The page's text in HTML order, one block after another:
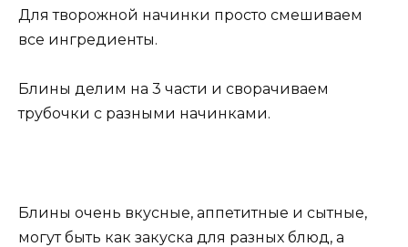
Для творожной начинки просто смешиваем
все ингредиенты.
Блины делим на 3 части и сворачиваем
трубочки с разными начинками.
Блины очень вкусные, аппетитные и сытные,
могут быть как закуска для разных блюд, а